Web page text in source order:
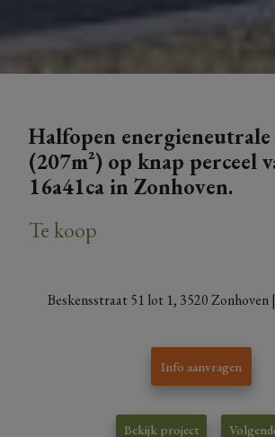
Halfopen
(207m²) op knap perceel
16a41ca in Zonhoven.
Te koop
Beskensstraat 51 lot 1, 3520 Zonhoven
Info aanvragen
Bekijk project